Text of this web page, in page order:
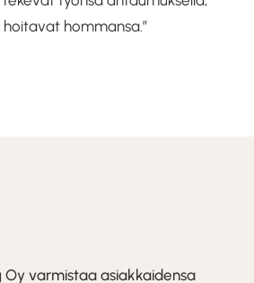
hommansa.”
Oy varmistaa asiakkaidensa